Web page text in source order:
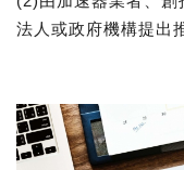
法人或政府機構提出